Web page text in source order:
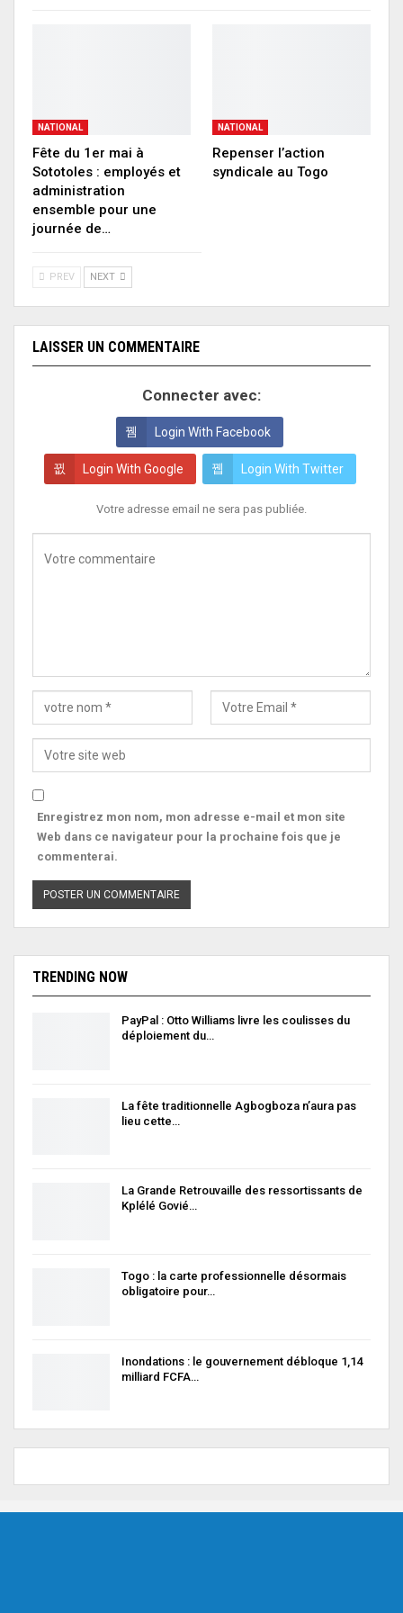
NATIONAL
Fête du 1er mai à
Sototoles : employés et
administration
ensemble pour une
journée de…
NATIONAL
Repenser l’action
syndicale au Togo
PREV NEXT
LAISSER UN COMMENTAIRE
Connecter avec:
Login With Facebook
Login With Google Login With Twitter
Votre adresse email ne sera pas publiée.
Enregistrez mon nom, mon adresse e-mail et mon site
Web dans ce navigateur pour la prochaine fois que je
commenterai.
TRENDING NOW
PayPal : Otto Williams livre les coulisses du
déploiement du…
La fête traditionnelle Agbogboza n’aura pas
lieu cette…
La Grande Retrouvaille des ressortissants de
Kplélé Govié…
Togo : la carte professionnelle désormais
obligatoire pour…
Inondations : le gouvernement débloque 1,14
milliard FCFA…